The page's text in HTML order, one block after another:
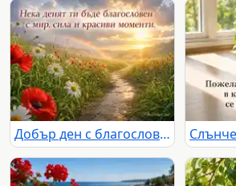
Добър ден с благословия, слънчева поляна, макове, маргаритки и дъга